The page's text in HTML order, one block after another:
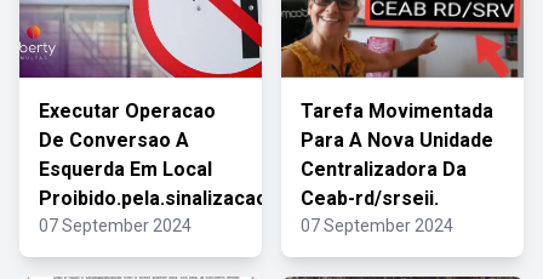
Executar Operacao
De Conversao A
Esquerda Em Local
Proibido.pela.sinalizacao
07 September 2024
Tarefa Movimentada
Para A Nova Unidade
Centralizadora Da
Ceab-rd/srseii.
07 September 2024